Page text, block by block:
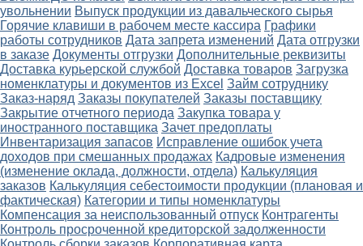
увольнении Выпуск продукции из давальческого сырья
Горячие клавиши в рабочем месте кассира Графики
работы сотрудников Дата запрета изменений Дата отгрузки
в заказе Документы отгрузки Дополнительные реквизиты
Доставка курьерской службой Доставка товаров Загрузка
номенклатуры и документов из Excel Займ сотруднику
Заказ-наряд Заказы покупателей Заказы поставщику
Закрытие отчетного периода Закупка товара у
иностранного поставщика Зачет предоплаты
Инвентаризация запасов Исправление ошибок учета
доходов при смешанных продажах Кадровые изменения
(изменение оклада, должности, отдела) Калькуляция
заказов Калькуляция себестоимости продукции (плановая и
фактическая) Категории и типы номенклатуры
Компенсация за неиспользованный отпуск Контрагенты
Контроль просроченной кредиторской задолженности